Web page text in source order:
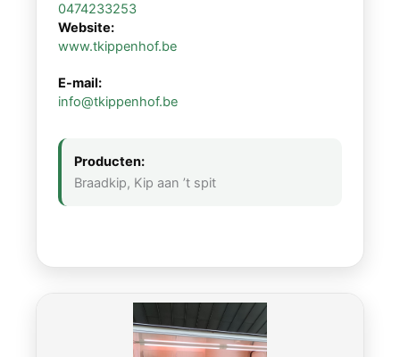
0474233253
Website:
www.tkippenhof.be
E-mail:
info@tkippenhof.be
Producten:
Braadkip, Kip aan ’t spit